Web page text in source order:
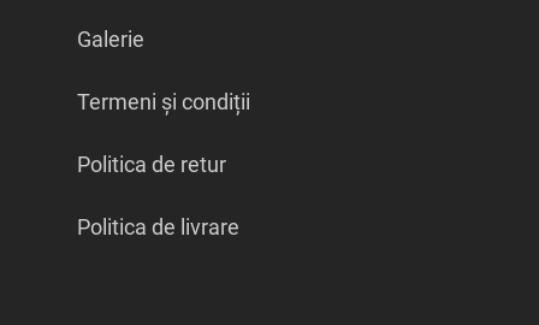
Galerie
Termeni și condiții
Politica de retur
Politica de livrare